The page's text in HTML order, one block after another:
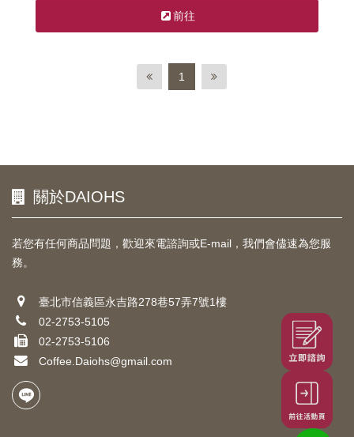
前往
1
關於DAIOHS
若您有任何商品問題，歡迎來電諮詢或E-mail，我們會儘速為您服
務。
臺北市信義區永吉路278巷57弄7號1樓
02-2753-5105
02-2753-5106
Coffee.Daiohs@gmail.com